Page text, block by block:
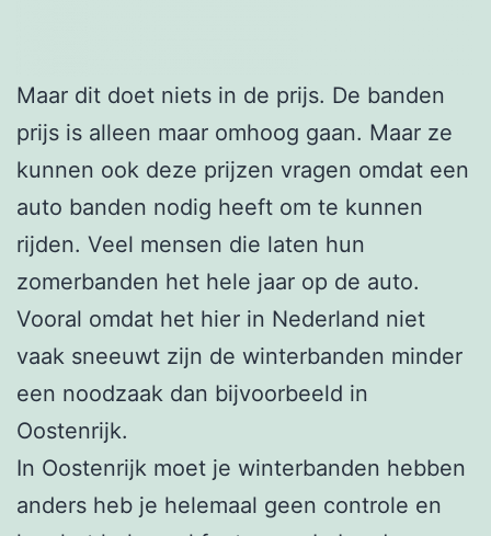
Maar dit doet niets in de prijs. De banden
prijs is alleen maar omhoog gaan. Maar ze
kunnen ook deze prijzen vragen omdat een
auto banden nodig heeft om te kunnen
rijden. Veel mensen die laten hun
zomerbanden het hele jaar op de auto.
Vooral omdat het hier in Nederland niet
vaak sneeuwt zijn de winterbanden minder
een noodzaak dan bijvoorbeeld in
Oostenrijk.
In Oostenrijk moet je winterbanden hebben
anders heb je helemaal geen controle en